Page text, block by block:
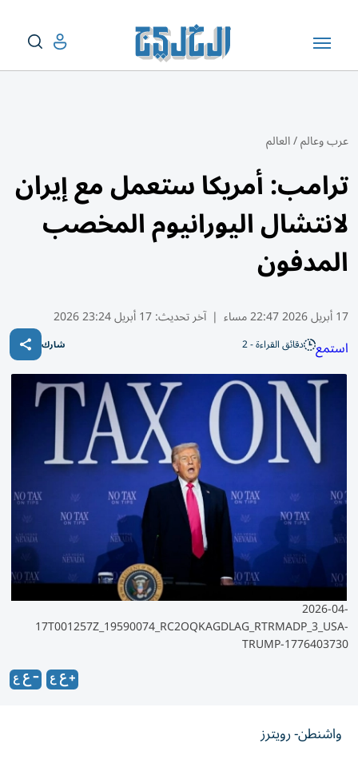
عرب وعالم/العالم
ترامب: أمريكا ستعمل مع إيران
لانتشال اليورانيوم المخصب
المدفون
17 أبريل 2026 22:47 مساء | آخر تحديث:17 أبريل 23:24 2026
استمع دقائق القراءة - 2 شارك
2026-04-
17T001257Z_19590074_RC2OQKAGDLAG_RTRMADP_3_USA-
TRUMP-1776403730
واشنطن- رويترز